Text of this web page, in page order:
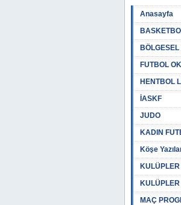
Anasayfa
FUTBOL
HENTBOL
İASKF
JUDO
KADIN
Köşe
KULÜPLER
KULÜPLER
MAÇ